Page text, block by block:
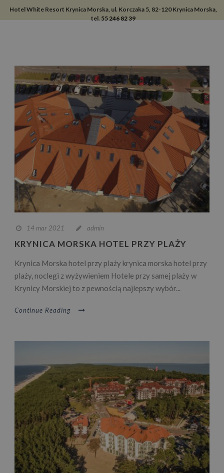
Hotel White Resort Krynica Morska, ul. Korczaka 5, 82-120 Krynica Morska,
tel.55 246 82 39
14 mar 2021 admin
KRYNICA MORSKA HOTEL PRZY PLAŻY
Krynica Morska hotel przy plaży krynica morska hotel przy
plaży, noclegi z wyżywieniem Hotele przy samej plaży w
Krynicy Morskiej to z pewnością najlepszy wybór...
Continue Reading